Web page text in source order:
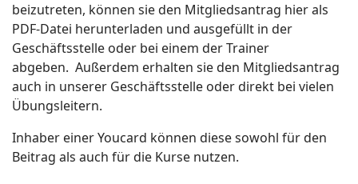
beizutreten, können sie den Mitgliedsantrag hier als
PDF-Datei herunterladen und ausgefüllt in der
Geschäftsstelle oder bei einem der Trainer
abgeben. Außerdem erhalten sie den Mitgliedsantrag
auch in unserer Geschäftsstelle oder direkt bei vielen
Übungsleitern.
Inhaber einer Youcard können diese sowohl für den
Beitrag als auch für die Kurse nutzen.